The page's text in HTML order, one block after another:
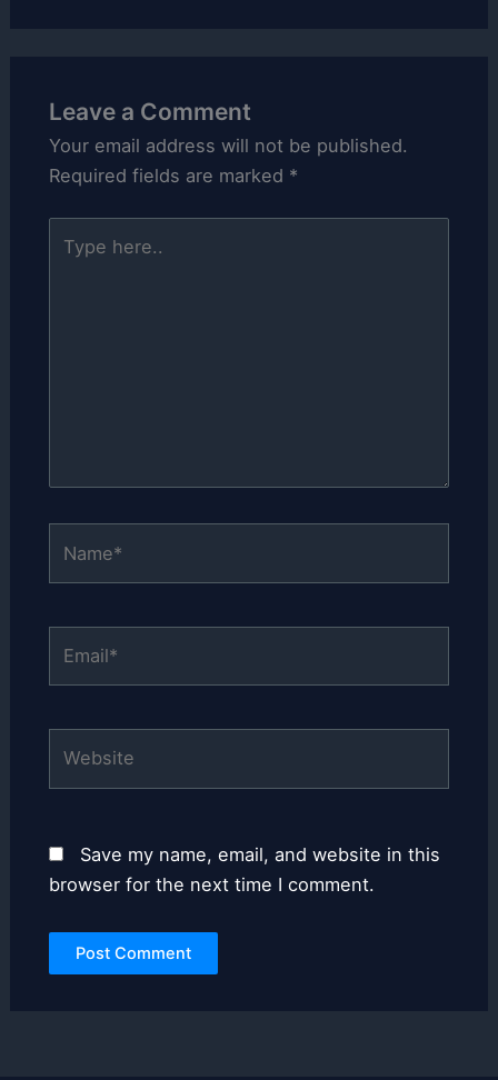
Leave a Comment
Your email address will not be published.
Required fields are marked *
here..
Save my name, email, and website in this
browser for the next time I comment.